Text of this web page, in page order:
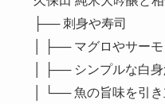
├── 刺身や寿司
│ ├── マグロやサー
│ ├── シンプルな白
│ └── 魚の旨味を引